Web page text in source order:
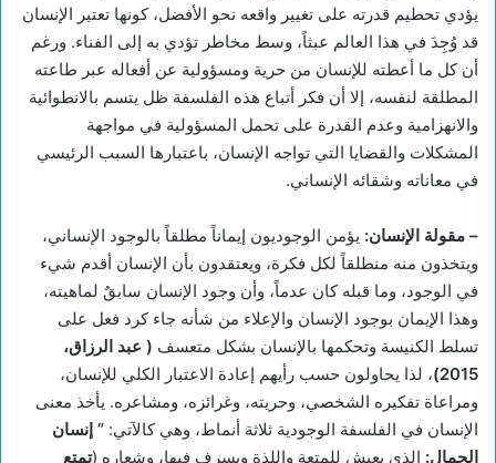
يؤدي تحطيم قدرته على تغيير واقعه نحو الأفضل، كونها تعتبر الإنسان
قد وُجِدَ في هذا العالم عبثاً، وسط مخاطر تؤدي به إلى الفناء. ورغم
أن كل ما أعطته للإنسان من حرية ومسؤولية عن أفعاله عبر طاعته
المطلقة لنفسه، إلا أن فكر أتباع هذه الفلسفة ظل يتسم بالانطوائية
والانهزامية وعدم القدرة على تحمل المسؤولية في مواجهة
المشكلات والقضايا التي تواجه الإنسان، باعتبارها السبب الرئيسي
في معاناته وشقائه الإنساني.
– مقولة الإنسان: يؤمن الوجوديون إيماناً مطلقاً بالوجود الإنساني،
ويتخذون منه منطلقاً لكل فكرة، ويعتقدون بأن الإنسان أقدم شيء
في الوجود، وما قبله كان عدماً، وأن وجود الإنسان سابقٌ لماهيته،
وهذا الإيمان بوجود الإنسان والإعلاء من شأنه جاء كرد فعل على
تسلط الكنيسة وتحكمها بالإنسان بشكل متعسف ( عبد الرزاق،
2015) ، لذا يحاولون حسب رأيهم إعادة الاعتبار الكلي للإنسان،
ومراعاة تفكيره الشخصي، وحريته، وغرائزه، ومشاعره. يأخذ معنى
الإنسان في الفلسفة الوجودية ثلاثة أنماط، وهي كالآتي: ” إنسان
الجمال: الذي يعيش للمتعة واللذة ويسرف فيها، وشعاره (تمتع